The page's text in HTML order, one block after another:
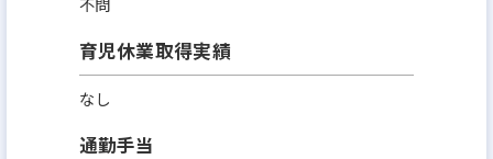
育児休業取得実績
なし
通勤手当